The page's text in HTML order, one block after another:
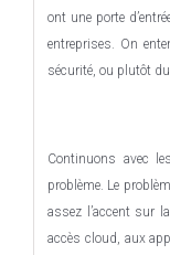
ont une porte
entreprises. On
sécurité, ou plutôt
Continuons avec
problème. Le
assez l’accent sur
accès cloud, aux